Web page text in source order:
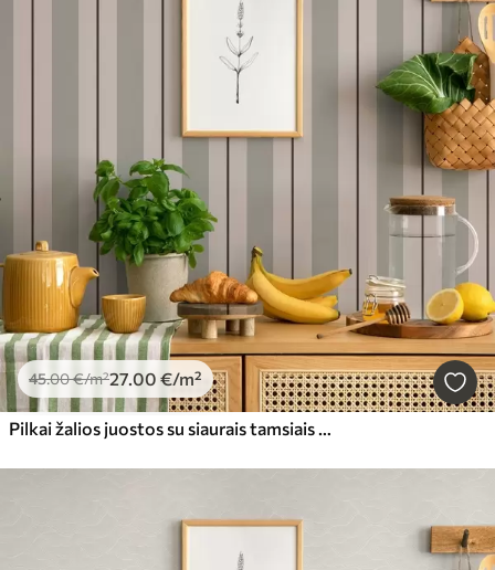
45.00€/m²27.00 €/m²
Pilkai žalios juostos su siaurais tamsiais akcentais